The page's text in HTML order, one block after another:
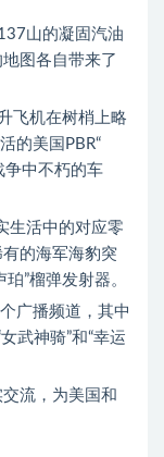
山的凝固汽油
图各自带来了
飞机在树梢上略
的美国PBR“
争中不朽的车
生活中的对应零
的海军海豹突
”榴弹发射器。
广播频道，其中
武神骑”和“幸运
流，为美国和